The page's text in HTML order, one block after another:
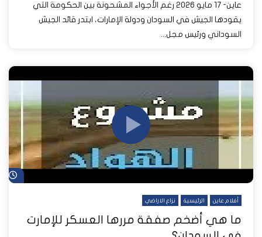
عاين- 17 مايو 2026 رغم الأجواء المشحونة بين الحكومة التي
يقودها الجيش في السودان ودولة الإمارات، ابتدر قائد الجيش
السوداني ورئيس مجل...
أفلام عاين الرئيسية نزاع الاراضي
ما هي أضخم صفقة مررها العسكر للإمارت